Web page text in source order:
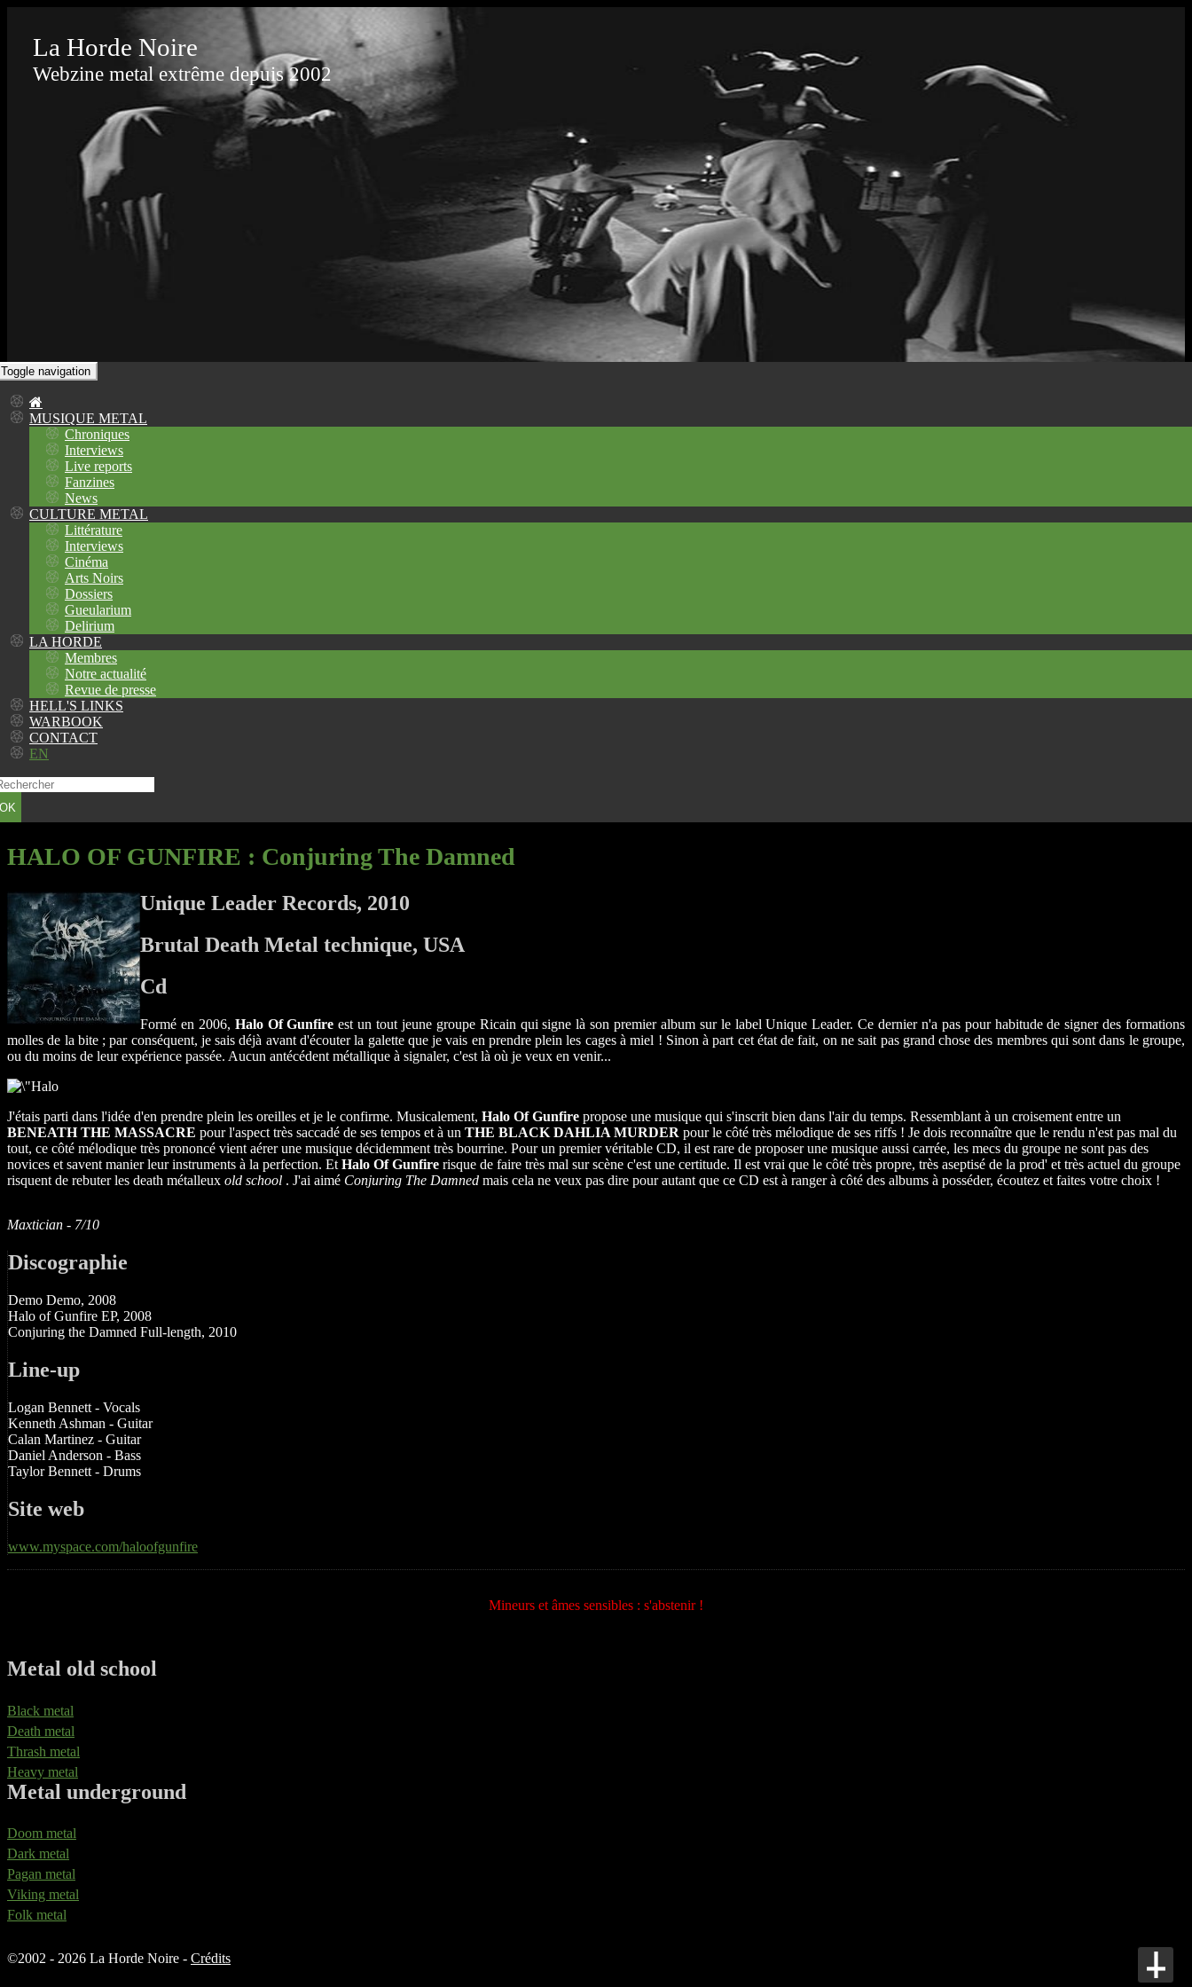
La Horde Noire
Webzine metal extrême depuis 2002
Toggle navigation
MUSIQUE METAL
Chroniques
Interviews
Live reports
Fanzines
News
CULTURE METAL
Littérature
Interviews
Cinéma
Arts Noirs
Dossiers
Gueularium
Delirium
LA HORDE
Membres
Notre actualité
Revue de presse
HELL'S LINKS
WARBOOK
CONTACT
EN
OK
HALO OF GUNFIRE : Conjuring The Damned
Unique Leader Records, 2010
Brutal Death Metal technique, USA
Cd
Formé en 2006, Halo Of Gunfire est un tout jeune groupe Ricain qui signe là son premier album sur le label Unique Leader. Ce dernier n'a pas pour habitude de signer des formations
molles de la bite ; par conséquent, je sais déjà avant d'écouter la galette que je vais en prendre plein les cages à miel ! Sinon à part cet état de fait, on ne sait pas grand chose des membres qui sont dans le groupe,
ou du moins de leur expérience passée. Aucun antécédent métallique à signaler, c'est là où je veux en venir...
J'étais parti dans l'idée d'en prendre plein les oreilles et je le confirme. Musicalement, Halo Of Gunfire propose une musique qui s'inscrit bien dans l'air du temps. Ressemblant à un croisement entre un
BENEATH THE MASSACRE pour l'aspect très saccadé de ses tempos et à un THE BLACK DAHLIA MURDER pour le côté très mélodique de ses riffs ! Je dois reconnaître que le rendu n'est pas mal du
tout, ce côté mélodique très prononcé vient aérer une musique décidemment très bourrine. Pour un premier véritable CD, il est rare de proposer une musique aussi carrée, les mecs du groupe ne sont pas des
novices et savent manier leur instruments à la perfection. Et Halo Of Gunfire risque de faire très mal sur scène c'est une certitude. Il est vrai que le côté très propre, très aseptisé de la prod' et très actuel du groupe
risquent de rebuter les death métalleux old school . J'ai aimé Conjuring The Damned mais cela ne veux pas dire pour autant que ce CD est à ranger à côté des albums à posséder, écoutez et faites votre choix !
Maxtician - 7/10
Discographie
Demo Demo, 2008
Halo of Gunfire EP, 2008
Conjuring the Damned Full-length, 2010
Line-up
Logan Bennett - Vocals
Kenneth Ashman - Guitar
Calan Martinez - Guitar
Daniel Anderson - Bass
Taylor Bennett - Drums
Site web
www.myspace.com/haloofgunfire
Mineurs et âmes sensibles : s'abstenir !
Metal old school
Black metal
Death metal
Thrash metal
Heavy metal
Metal underground
Doom metal
Dark metal
Pagan metal
Viking metal
Folk metal
©2002 - 2026 La Horde Noire - Crédits